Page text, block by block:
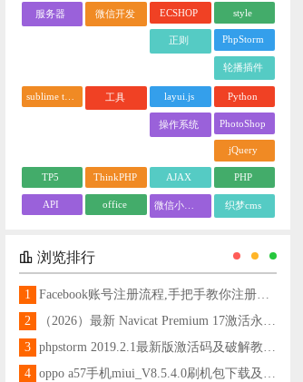
服务器 微信开发 ECSHOP style
正则 PhpStorm
轮播插件
sublime text 工具 layui.js Python
操作系统 PhotoShop
jQuery
TP5 ThinkPHP AJAX PHP
API office 微信小程序 织梦cms
浏览排行
1
Facebook账号注册流程,手把手教你注册脸书账号
2
（2026）最新 Navicat Premium 17激活永久教程
3
phpstorm 2019.2.1最新版激活码及破解教程更新至2024
4
oppo a57手机miui_V8.5.4.0刷机包下载及刷机教程